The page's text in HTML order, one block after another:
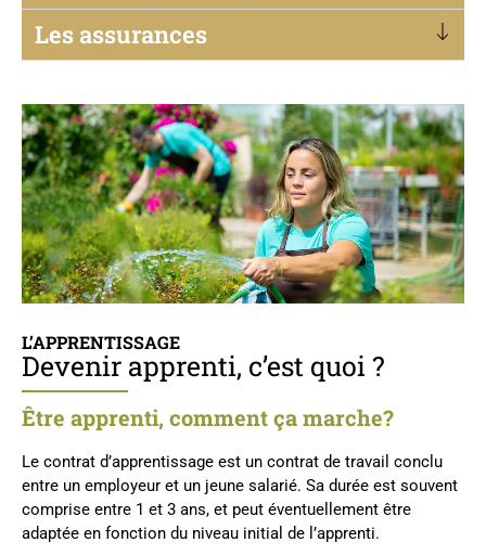
Les assurances
L’APPRENTISSAGE
Devenir apprenti, c’est quoi ?
Être apprenti, comment ça marche?
Le contrat d’apprentissage est un contrat de travail conclu
entre un employeur et un jeune salarié. Sa durée est souvent
comprise entre 1 et 3 ans, et peut éventuellement être
adaptée en fonction du niveau initial de l’apprenti.